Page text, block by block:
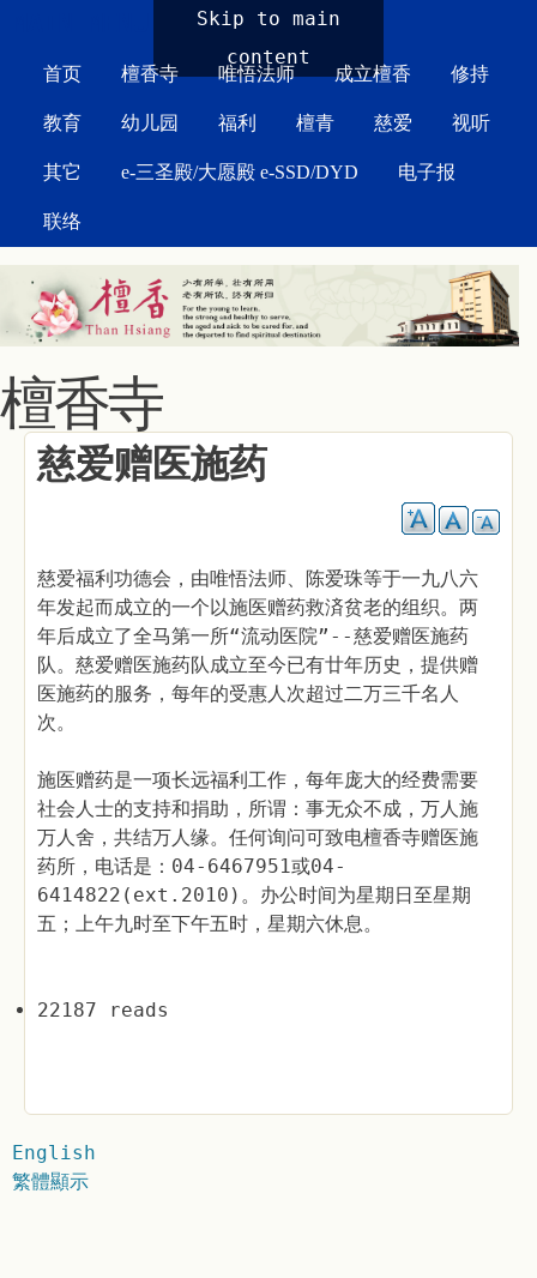
Skip to main
content
首页 檀香寺 唯悟法师 成立檀香 修持
教育 幼儿园 福利 檀青 慈爱 视听
其它 e-三圣殿/大愿殿 e-SSD/DYD 电子报
联络
檀香寺
慈爱赠医施药
慈爱福利功德会，由唯悟法师、陈爱珠等于一九八六
年发起而成立的一个以施医赠药救済贫老的组织。两
年后成立了全马第一所“流动医院”--慈爱赠医施药
队。慈爱赠医施药队成立至今已有廿年历史，提供赠
医施药的服务，每年的受惠人次超过二万三千名人
次。
施医赠药是一项长远福利工作，每年庞大的经费需要
社会人士的支持和捐助，所谓：事无众不成，万人施
万人舍，共结万人缘。任何询问可致电檀香寺赠医施
药所，电话是：04-6467951或04-
6414822(ext.2010)。办公时间为星期日至星期
五；上午九时至下午五时，星期六休息。
22187 reads
English
繁體顯示